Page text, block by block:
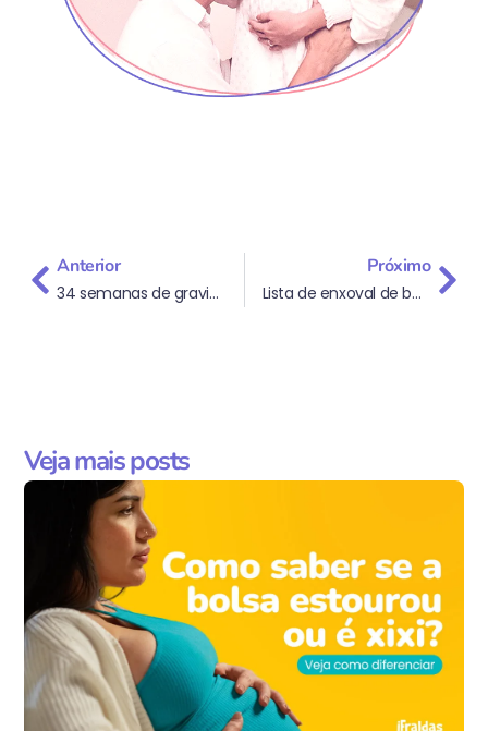
Anterior
34 semanas de gravidez: desenvolvimento do bebê, sintomas e o que esperar dessa fase
Próximo
Lista de enxoval de bebê: guia completo para comprar o essencial
Veja mais posts